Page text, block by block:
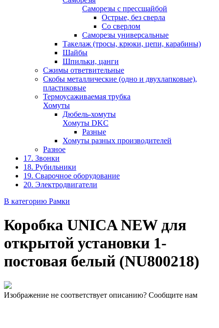
Саморезы с прессшайбой
Острые, без сверла
Со сверлом
Саморезы универсальные
Такелаж (тросы, крюки, цепи, карабины)
Шайбы
Шпильки, цанги
Сжимы ответвительные
Скобы металлические (одно и двухлапковые),
пластиковые
Термоусаживаемая трубка
Хомуты
Дюбель-хомуты
Хомуты DKC
Разные
Хомуты разных производителей
Разное
17. Звонки
18. Рубильники
19. Сварочное оборудование
20. Электродвигатели
В категорию Рамки
Коробка UNICA NEW для
открытой установки 1-
постовая белый (NU800218)
Изображение не соответствует описанию? Сообщите нам